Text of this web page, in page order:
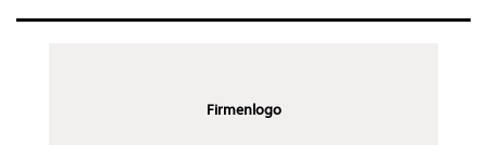
Firmenlogo